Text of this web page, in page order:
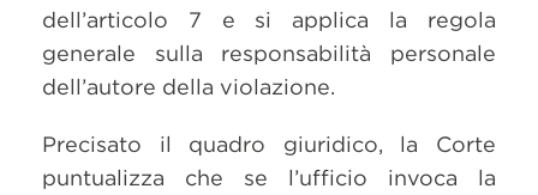
dell’articolo 7 e si applica la regola
generale sulla responsabilità personale
dell’autore della violazione.
Precisato il quadro giuridico, la Corte
puntualizza che se l’ufficio invoca la